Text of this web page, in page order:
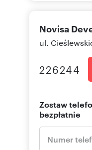
Novisa
ul.
226244
Zostaw
bezpłatnie